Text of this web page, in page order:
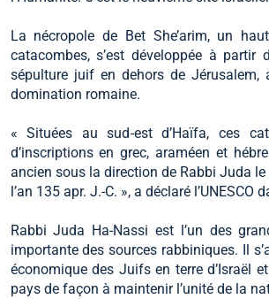
La nécropole de Bet She’arim, un
catacombes, s’est développée à
sépulture juif en dehors de Jérusalem,
domination romaine.
« Situées au sud-est d’Haïfa, ces
d’inscriptions en grec, araméen et
ancien sous la direction de Rabbi Juda
l’an 135 apr. J.-C. », a déclaré l’UNESCO
Rabbi Juda Ha-Nassi est l’un des
importante des sources rabbiniques. Il
économique des Juifs en terre d’Israël
pays de façon à maintenir l’unité de la